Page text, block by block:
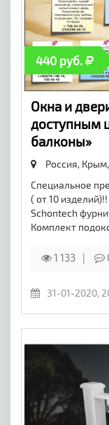
440 руб.
Окна и
доступным
балконы»
Россия, Крым,
Специальное
( от 10
Schontech
Комплект
1 133
31-01-2020,